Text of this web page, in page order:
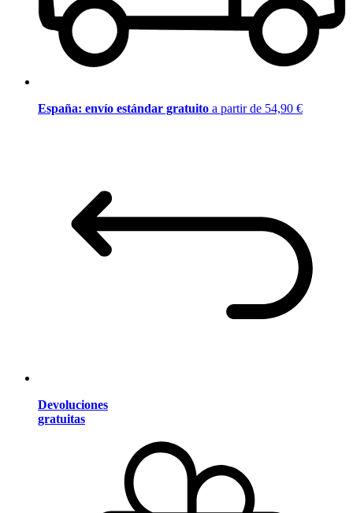
España: envío estándar gratuito a partir de 54,90 €
Devoluciones
gratuitas